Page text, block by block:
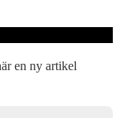
en ny artikel